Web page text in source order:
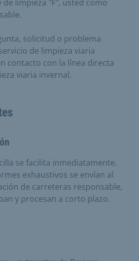
de limpieza "F", usted como
solicitud o problema
de limpieza viaria
contacto con la línea directa
viaria invernal.
se facilita inmediatamente.
exhaustivos se envían al
de carreteras responsable,
y procesan a corto plazo.